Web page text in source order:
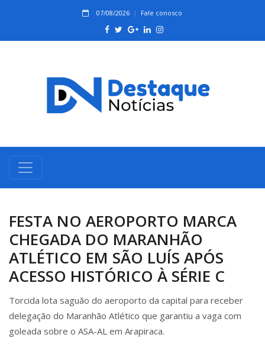
07/08/2026 Fale conosco
FESTA NO AEROPORTO MARCA
CHEGADA DO MARANHÃO
ATLÉTICO EM SÃO LUÍS APÓS
ACESSO HISTÓRICO À SÉRIE C
Torcida lota saguão do aeroporto da capital para receber
delegação do Maranhão Atlético que garantiu a vaga com
goleada sobre o ASA-AL em Arapiraca.